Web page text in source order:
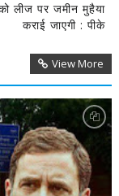
लीज पर जमीन मुहैया
कराई जाएगी : पीके
View More